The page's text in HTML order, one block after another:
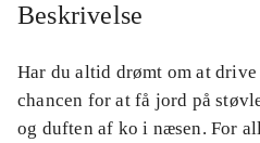
Beskrivelse
Har du altid drømt om at
chancen for at få jord på
og duften af ko i næsen. For